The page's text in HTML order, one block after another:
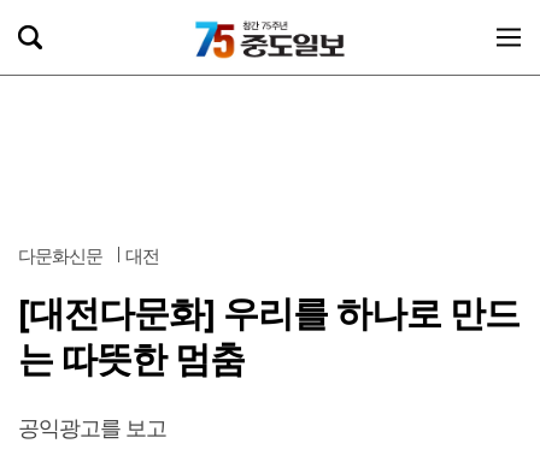
다문화신문 대전
[대전다문화] 우리를 하나로 만드
는 따뜻한 멈춤
공익광고를 보고